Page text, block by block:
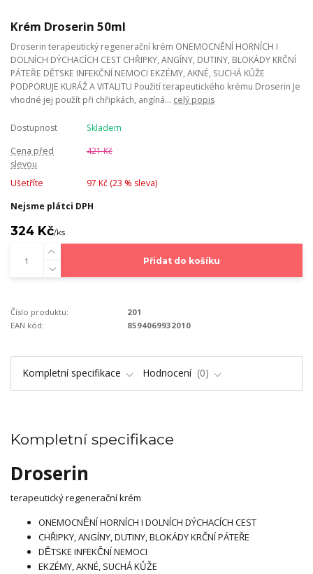
Krém Droserin 50ml
Droserin terapeutický regenerační krém ONEMOCNĚNÍ HORNÍCH I
DOLNÍCH DÝCHACÍCH CEST CHŘIPKY, ANGÍNY, DUTINY, BLOKÁDY KRČNÍ
PÁTEŘE DĚTSKE INFEKČNÍ NEMOCI EKZÉMY, AKNÉ, SUCHÁ KŮŽE
PODPORUJE KURÁŽ A VITALITU Použití terapeutického krému Droserin Je
vhodné jej použít při chřipkách, angíná... celý popis
Dostupnost
Skladem
Cena před
slevou
421 Kč
Ušetříte 97 Kč (23 % sleva)
Nejsme plátci DPH
324 Kč/ks
Přidat do košíku
Číslo produktu:
201
EAN kód:
8594069932010
Kompletní specifikace Hodnocení 0
Kompletní specifikace
Droserin
terapeutický regenerační krém
ONEMOCNĚNÍ HORNÍCH I DOLNÍCH DÝCHACÍCH CEST
CHŘIPKY, ANGÍNY, DUTINY, BLOKÁDY KRČNÍ PÁTEŘE
DĚTSKE INFEKČNÍ NEMOCI
EKZÉMY, AKNÉ, SUCHÁ KŮŽE